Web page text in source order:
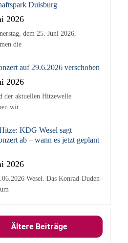
Duisburg
2026
dem 25. Juni 2026,
die
auf 29.6.2026 verschoben
2026
der aktuellen Hitzewelle
wir
KDG Wesel sagt
ab – wann es jetzt geplant
2026
Wesel. Das Konrad-Duden-
Ältere Beiträge